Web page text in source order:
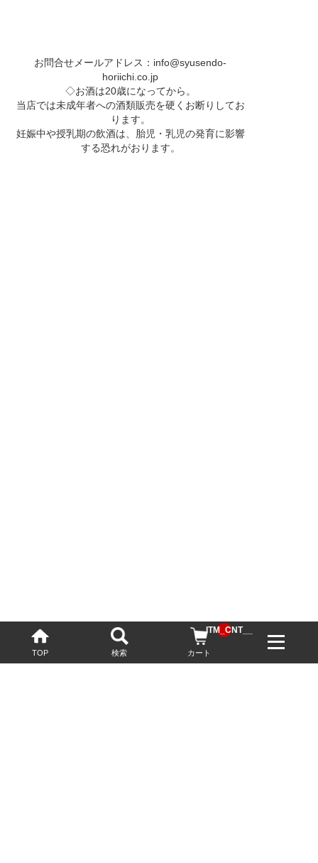
TOP 検索 カート
__ITM_CNT__
お問合せメールアドレス： info@syusendo-
horiichi.co.jp
◇お酒は20歳になってから。
当店では未成年者への酒類販売を硬くお断りしてお
ります。
妊娠中や授乳期の飲酒は、胎児・乳児の発育に影響
する恐れがおります。